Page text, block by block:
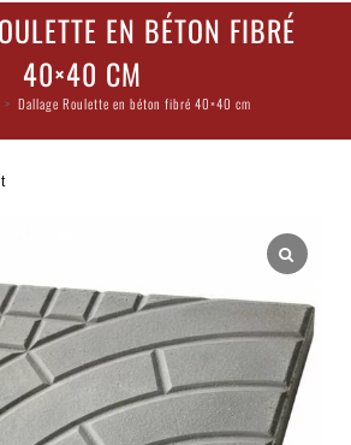
EN BÉTON FIBRÉ
40×40 CM
> Dallage Roulette en béton fibré 40×40 cm